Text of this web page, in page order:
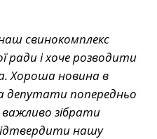
свинокомплекс
ради і хоче розводити
Хороша новина в
депутати попередньо
зібрати
нашу